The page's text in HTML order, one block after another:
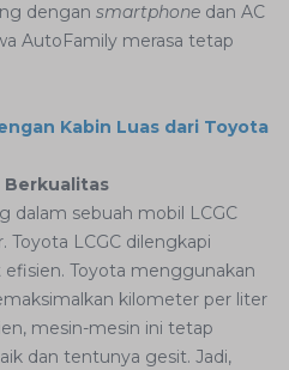
dengan smartphone dan AC
AutoFamily merasa tetap
Kabin Luas dari Toyota
Berkualitas
dalam sebuah mobil LCGC
Toyota LCGC dilengkapi
Toyota menggunakan
kilometer per liter
mesin-mesin ini tetap
dan tentunya gesit. Jadi,